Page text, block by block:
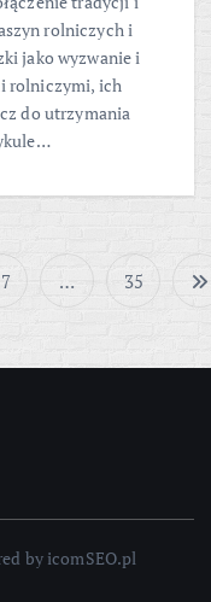
rolniczych i
jako wyzwanie i
rolniczymi, ich
do utrzymania
… 35
by icomSEO.pl